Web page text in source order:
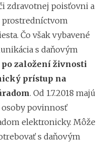
zdravotnej poisťovni a
prostredníctvom
Čo však vybavené
s daňovým
po založení živnosti
prístup na
. Od 1.7.2018 majú
povinnosť
elektronicky. Môže
s daňovým